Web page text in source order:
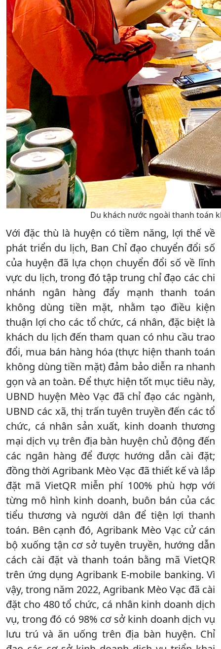
Du khách nước ngoài thanh toán
Với đặc thù là huyện có tiềm năng, lợi thế về
phát triển du lịch, Ban Chỉ đạo chuyển đổi số
của huyện đã lựa chọn chuyển đổi số về lĩnh
vực du lịch, trong đó tập trung chỉ đạo các chi
nhánh ngân hàng đẩy mạnh thanh toán
không dùng tiền mặt, nhằm tạo điều kiện
thuận lợi cho các tổ chức, cá nhân, đặc biệt là
khách du lịch đến tham quan có nhu cầu trao
đổi, mua bán hàng hóa (thực hiện thanh toán
không dùng tiền mặt) đảm bảo diễn ra nhanh
gọn và an toàn. Để thực hiện tốt mục tiêu này,
UBND huyện Mèo Vạc đã chỉ đạo các ngành,
UBND các xã, thị trấn tuyên truyền đến các tổ
chức, cá nhân sản xuất, kinh doanh thương
mại dịch vụ trên địa bàn huyện chủ động đến
các ngân hàng để được hướng dẫn cài đặt;
đồng thời Agribank Mèo Vạc đã thiết kế và lắp
đặt mã VietQR miễn phí 100% phù hợp với
từng mô hình kinh doanh, buôn bán của các
tiểu thương và người dân để tiện lợi thanh
toán. Bên cạnh đó, Agribank Mèo Vạc cử cán
bộ xuống tận cơ sở tuyên truyền, hướng dẫn
cách cài đặt và thanh toán bằng mã VietQR
trên ứng dụng Agribank E-mobile banking. Vì
vậy, trong năm 2022, Agribank Mèo Vạc đã cài
đặt cho 480 tổ chức, cá nhân kinh doanh dịch
vụ, trong đó có 98% cơ sở kinh doanh dịch vụ
lưu trú và ăn uống trên địa bàn huyện. Chỉ